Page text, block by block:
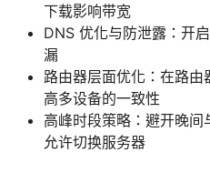
下载影响带宽
DNS 优化与防泄露：开
漏
路由器层面优化：在路
高多设备的一致性
高峰时段策略：避开晚
允许切换服务器